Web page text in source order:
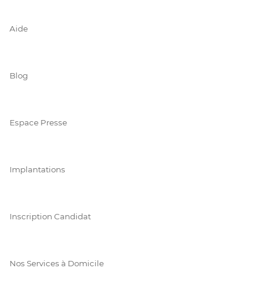
Aide
Blog
Espace Presse
Implantations
Inscription Candidat
Nos Services à Domicile